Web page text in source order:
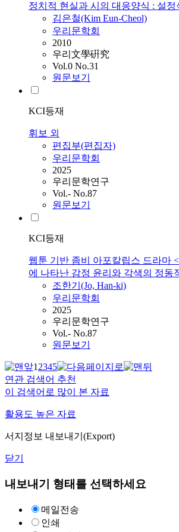
정치적 현실과 시의 대응양식 : 설정
김은철(Kim Eun-Cheol)
우리문학회
2010
우리文學硏究
Vol.0 No.31
원문보기
KCI등재
휘보 외
편집부(편집자)
우리문학회
2025
우리문학연구
Vol.- No.87
원문보기
KCI등재
웹툰 기반 좀비 아포칼립스 드라마
에 나타난 감정 윤리와 각색의 정동
조한기(Jo, Han-ki)
우리문학회
2025
우리문학연구
Vol.- No.87
원문보기
12345
연관 검색어 추천
이 검색어로 많이 본 자료
활용도 높은 자료
서지정보 내보내기(Export)
닫기
내보내기 형태를 선택하세요
메일전송
인쇄